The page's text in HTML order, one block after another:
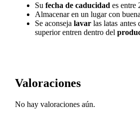
Su fecha de caducidad es entre
Almacenar en un lugar con buena
Se aconsejalavar las latas antes
superior entren dentro del
Valoraciones
No hay valoraciones aún.